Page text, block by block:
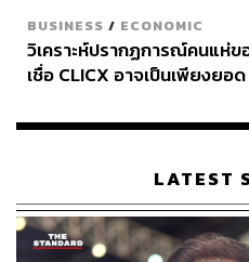
BUSINESS / ECONOMIC
วิเคราะห์ปรากฏการณ์คนแห่
เชื่อ CLICX อาจเป็นเพียงยอด
เรือนไทยที่ถูกซุกไว้
LATEST